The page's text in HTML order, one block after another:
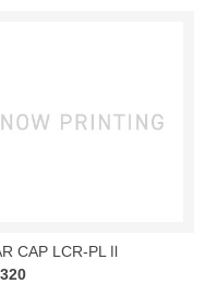
CAP LCR-PL Ⅱ